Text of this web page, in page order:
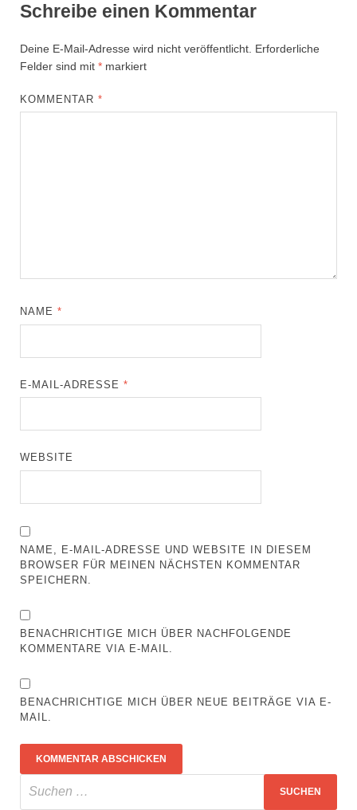
Schreibe einen Kommentar
Deine E-Mail-Adresse wird nicht veröffentlicht. Erforderliche
Felder sind mit * markiert
KOMMENTAR*
NAME*
E-MAIL-ADRESSE*
WEBSITE
NAME, E-MAIL-ADRESSE UND WEBSITE IN DIESEM
BROWSER FÜR MEINEN NÄCHSTEN KOMMENTAR
SPEICHERN.
BENACHRICHTIGE MICH ÜBER NACHFOLGENDE
KOMMENTARE VIA E-MAIL.
BENACHRICHTIGE MICH ÜBER NEUE BEITRÄGE VIA E-
MAIL.